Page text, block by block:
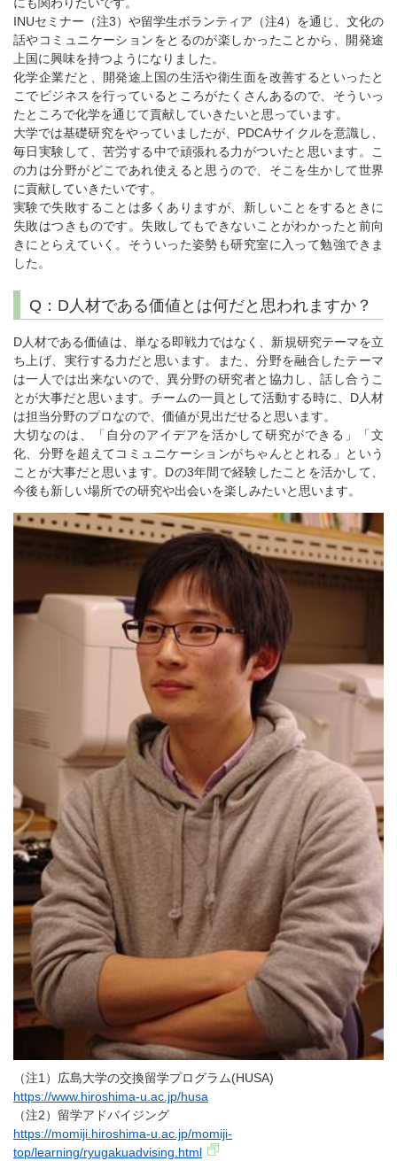
にも関わりたいです。
INUセミナー（注3）や留学生ボランティア（注4）を通じ、文化の
話やコミュニケーションをとるのが楽しかったことから、開発途
上国に興味を持つようになりました。
化学企業だと、開発途上国の生活や衛生面を改善するといったと
こでビジネスを行っているところがたくさんあるので、そういっ
たところで化学を通じて貢献していきたいと思っています。
大学では基礎研究をやっていましたが、PDCAサイクルを意識し、
毎日実験して、苦労する中で頑張れる力がついたと思います。こ
の力は分野がどこであれ使えると思うので、そこを生かして世界
に貢献していきたいです。
実験で失敗することは多くありますが、新しいことをするときに
失敗はつきものです。失敗してもできないことがわかったと前向
きにとらえていく。そういった姿勢も研究室に入って勉強できま
した。
Q：D人材である価値とは何だと思われますか？
D人材である価値は、単なる即戦力ではなく、新規研究テーマを立
ち上げ、実行する力だと思います。また、分野を融合したテーマ
は一人では出来ないので、異分野の研究者と協力し、話し合うこ
とが大事だと思います。チームの一員として活動する時に、D人材
は担当分野のプロなので、価値が見出だせると思います。
大切なのは、「自分のアイデアを活かして研究ができる」「文
化、分野を超えてコミュニケーションがちゃんととれる」という
ことが大事だと思います。Dの3年間で経験したことを活かして、
今後も新しい場所での研究や出会いを楽しみたいと思います。
（注1）広島大学の交換留学プログラム(HUSA)
https://www.hiroshima-u.ac.jp/husa
（注2）留学アドバイジング
https://momiji.hiroshima-u.ac.jp/momiji-
top/learning/ryugakuadvising.html